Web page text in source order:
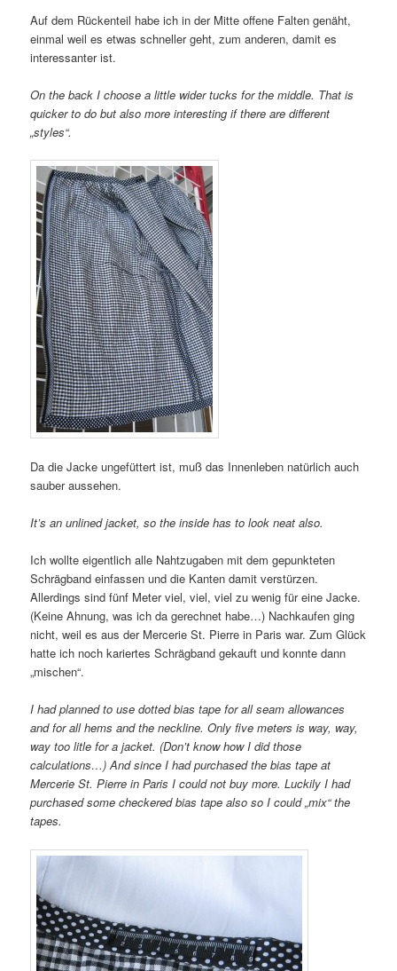
Auf dem Rückenteil habe ich in der Mitte offene Falten genäht,
einmal weil es etwas schneller geht, zum anderen, damit es
interessanter ist.
On the back I choose a little wider tucks for the middle. That is
quicker to do but also more interesting if there are different
„styles“.
Da die Jacke ungefüttert ist, muß das Innenleben natürlich auch
sauber aussehen.
It’s an unlined jacket, so the inside has to look neat also.
Ich wollte eigentlich alle Nahtzugaben mit dem gepunkteten
Schrägband einfassen und die Kanten damit verstürzen.
Allerdings sind fünf Meter viel, viel, viel zu wenig für eine Jacke.
(Keine Ahnung, was ich da gerechnet habe…) Nachkaufen ging
nicht, weil es aus der Mercerie St. Pierre in Paris war. Zum Glück
hatte ich noch kariertes Schrägband gekauft und konnte dann
„mischen“.
I had planned to use dotted bias tape for all seam allowances
and for all hems and the neckline. Only five meters is way, way,
way too litle for a jacket. (Don’t know how I did those
calculations…) And since I had purchased the bias tape at
Mercerie St. Pierre in Paris I could not buy more. Luckily I had
purchased some checkered bias tape also so I could „mix“ the
tapes.